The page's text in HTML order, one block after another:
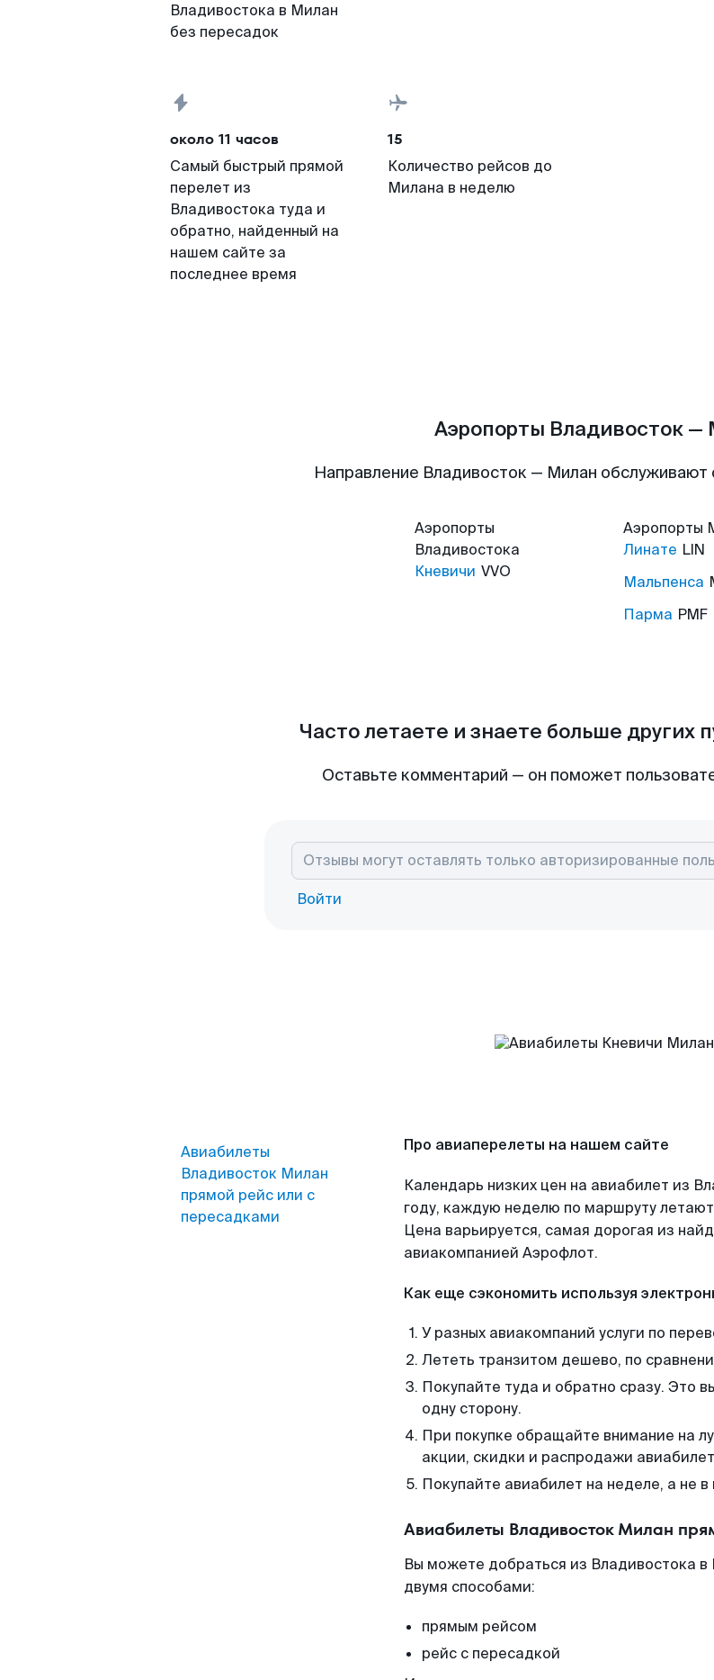
Владивостока в Милан
без пересадок
около 11 часов
Самый быстрый прямой
перелет из
Владивостока туда и
обратно, найденный на
нашем сайте за
последнее время
15
Количество рейсов до
Милана в неделю
Аэропорты Владивосток —
Направление Владивосток — Милан
Аэропорты
Владивостока
Кневичи VVO
Аэропорты
Линате LIN
Мальпенса
Парма PMF
Часто летаете и знаете больше других
Оставьте комментарий — он поможет
Войти
Авиабилеты
Владивосток Милан
прямой рейс или с
пересадками
Про авиаперелеты на нашем сайте
Календарь низких цен на авиабилет из
году, каждую неделю по маршруту
Цена варьируется, самая дорогая из
авиакомпанией Аэрофлот.
Как еще сэкономить используя
У разных авиакомпаний услуги по
Лететь транзитом дешево, по
Покупайте туда и обратно сразу. Это
одну сторону.
При покупке обращайте внимание на
акции, скидки и распродажи
Покупайте авиабилет на неделе, а не в
Авиабилеты Владивосток Милан
Вы можете добраться из Владивостока
двумя способами:
прямым рейсом
рейс с пересадкой